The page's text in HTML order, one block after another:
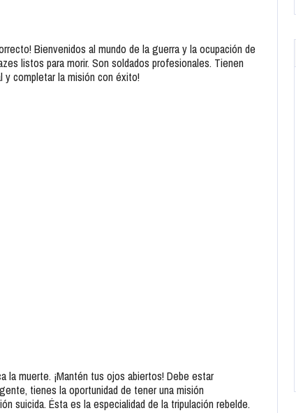
Bienvenidos al mundo de la guerra y la ocupación de
listos para morir. Son soldados profesionales. Tienen
y completar la misión con éxito!
muerte. ¡Mantén tus ojos abiertos! Debe estar
tienes la oportunidad de tener una misión
suicida. Ésta es la especialidad de la tripulación rebelde.